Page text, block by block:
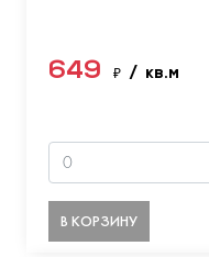
649 ₽ / кв.м
В КОРЗИНУ